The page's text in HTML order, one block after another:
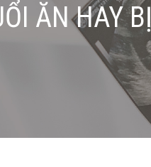
ĂN HAY